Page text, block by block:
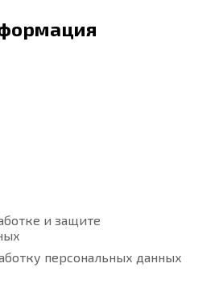
и защите
персональных данных